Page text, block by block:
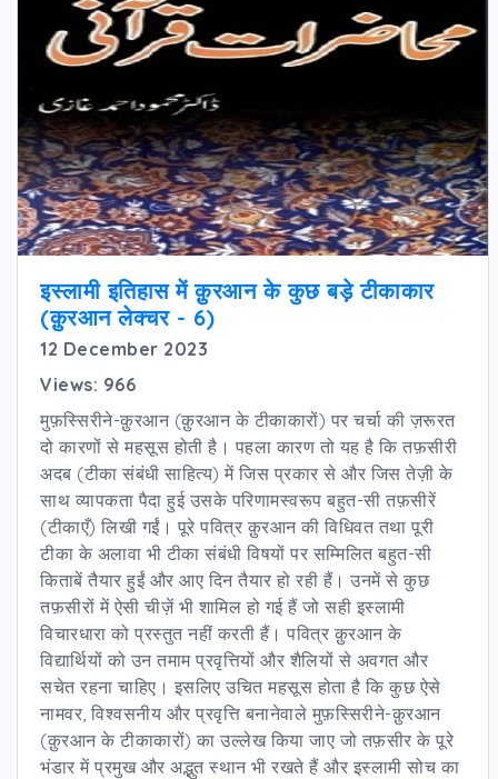
इस्लामी इतिहास में क़ुरआन के कुछ बड़े टीकाकार
(क़ुरआन लेक्चर - 6)
12 December 2023
Views: 966
मुफ़स्सिरीने-क़ुरआन (क़ुरआन के टीकाकारों) पर चर्चा की ज़रूरत
दो कारणों से महसूस होती है। पहला कारण तो यह है कि तफ़सीरी
अदब (टीका संबंधी साहित्य) में जिस प्रकार से और जिस तेज़ी के
साथ व्यापकता पैदा हुई उसके परिणामस्वरूप बहुत-सी तफ़सीरें
(टीकाएँ) लिखी गईं। पूरे पवित्र क़ुरआन की विधिवत तथा पूरी
टीका के अलावा भी टीका संबंधी विषयों पर सम्मिलित बहुत-सी
किताबें तैयार हुईं और आए दिन तैयार हो रही हैं। उनमें से कुछ
तफ़सीरों में ऐसी चीज़ें भी शामिल हो गई हैं जो सही इस्लामी
विचारधारा को प्रस्तुत नहीं करती हैं। पवित्र क़ुरआन के
विद्यार्थियों को उन तमाम प्रवृत्तियों और शैलियों से अवगत और
सचेत रहना चाहिए। इसलिए उचित महसूस होता है कि कुछ ऐसे
नामवर, विश्वसनीय और प्रवृत्ति बनानेवाले मुफ़स्सिरीने-क़ुरआन
(क़ुरआन के टीकाकारों) का उल्लेख किया जाए जो तफ़सीर के पूरे
भंडार में प्रमुख और अद्भुत स्थान भी रखते हैं और इस्लामी सोच का